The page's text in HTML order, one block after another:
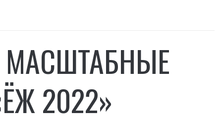
МАСШТАБНЫЕ
2022»